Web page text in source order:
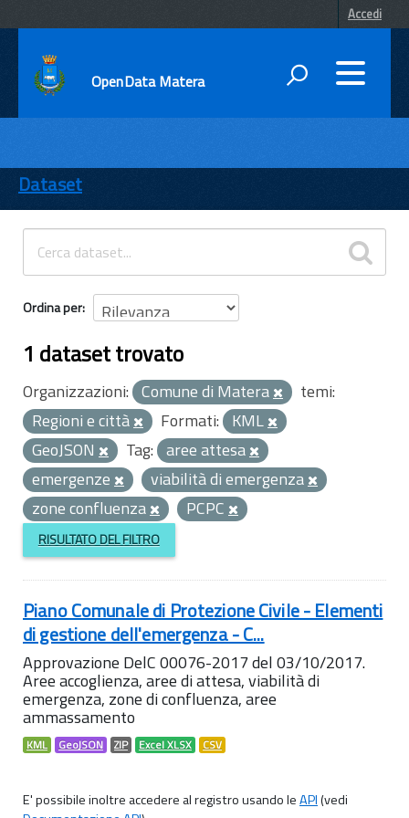
Accedi
OpenData Matera
ENTI
TEMI
INFORMAZIONI
Dataset
Ordina per
1 dataset trovato
Organizzazioni: Comune di Matera
temi:
Regioni e città
Formati: KML
GeoJSON
Tag: aree attesa
emergenze
viabilità di emergenza
zone confluenza
PCPC
RISULTATO DEL FILTRO
Piano Comunale di Protezione Civile - Elementi
di gestione dell'emergenza - C...
Approvazione DelC 00076-2017 del 03/10/2017.
Aree accoglienza, aree di attesa, viabilità di
emergenza, zone di confluenza, aree
ammassamento
KML GeoJSON ZIP Excel XLSX CSV
E' possibile inoltre accedere al registro usando leAPI(vedi